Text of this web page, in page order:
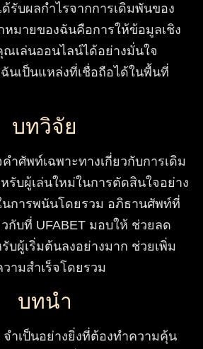
รับผลกำไรจากการเดิมพันของ
หมายของฉันคือการให้ข้อมูลเชิง
ณเล่นออนไลน์ได้อย่างมั่นใจ
นเป็นแหล่งที่เชื่อถือได้ในพื้นที่
บทวิจัย
ำศัพท์เฉพาะทางเกี่ยวกับการเดิม
รับผู้เล่นใหม่ในการตัดสินใจอย่าง
การพนันโดยรวม อภิธานศัพท์ที่
กับที่ UFABET มอบให้ ช่วยลด
บผู้เริ่มต้นลงอย่างมาก ช่วยเพิ่ม
ามสำเร็จโดยรวม
บทนำ
ำเป็นอย่างยิ่งที่ต้องทำความคุ้น